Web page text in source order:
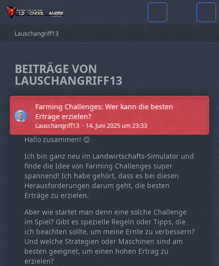
Lauschangriff13
BEITRÄGE VON
LAUSCHANGRIFF13
Farming Challenges: Wer kann die besten
Erträge erzielen?
Lauschangriff13 14. Juni 2025 um 23:33
Hallo zusammen! 😊
Ich bin ganz neu im Landwirtschafts-Simulator und
finde die Idee von Farming Challenges super
spannend! Ich habe gehört, dass es bei diesen
Herausforderungen darum geht, die besten
Erträge zu erzielen.
Aber wie startet man denn eine solche Challenge
im Spiel? Gibt es spezielle Regeln oder Tipps, die
ich beachten sollte, um meine Ernte zu verbessern?
Und welche Strategien oder Maschinen sind am
besten geeignet, um einen hohen Ertrag zu
erzielen?